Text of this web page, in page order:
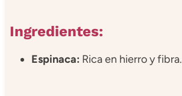
Ingredientes:
Espinaca: Rica en hierro y fibra.